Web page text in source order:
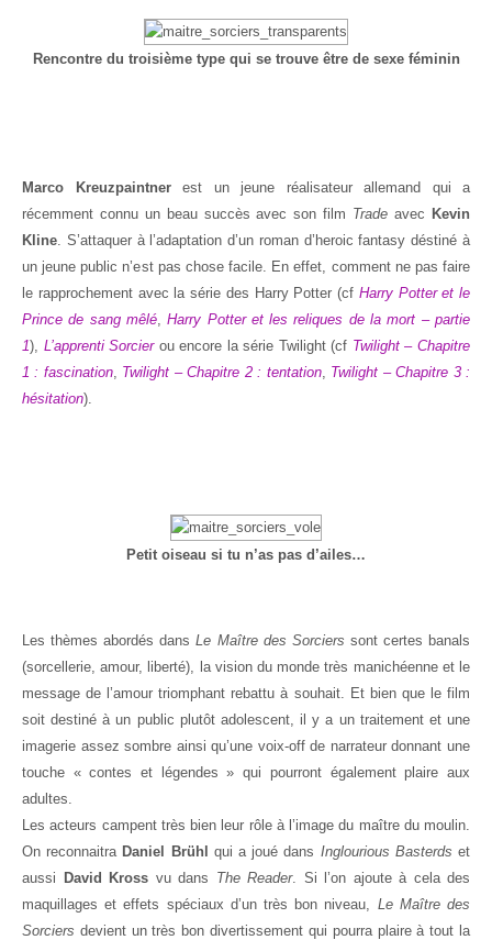
Rencontre du troisième type qui se trouve être de sexe féminin
Marco Kreuzpaintnerest un jeune réalisateur allemand qui a
récemment connu un beau succès avec son film Trade avec Kevin
Kline. S’attaquer à l’adaptation d’un roman d’heroic fantasy déstiné à
un jeune public n’est pas chose facile. En effet, comment ne pas faire
le rapprochement avec la série des Harry Potter (cf Harry Potter et le
Prince de sang mêlé,Harry Potter et les reliques de la mort – partie
1), L’apprenti Sorcierou encore la série Twilight (cf Twilight – Chapitre
1 : fascination, Twilight – Chapitre 2 : tentation, Twilight – Chapitre 3 :
hésitation).
Petit oiseau si tu n’as pas d’ailes…
Les thèmes abordés dansLe Maître des Sorciers sont certes banals
(sorcellerie, amour, liberté), la vision du monde très manichéenne et le
message de l’amour triomphant rebattu à souhait. Et bien que le film
soit destiné à un public plutôt adolescent, il y a un traitement et une
imagerie assez sombre ainsi qu’une voix-off de narrateur donnant une
touche « contes et légendes » qui pourront également plaire aux
adultes.
Les acteurs campent très bien leur rôle à l’image du maître du moulin.
On reconnaitra Daniel Brühl qui a joué dans Inglourious Basterds et
aussi
David Kross vu dans The Reader. Si l’on ajoute à cela des
maquillages et effets spéciaux d’un très bon niveau, Le Maître des
Sorciers devient un très bon divertissement qui pourra plaire à tout la